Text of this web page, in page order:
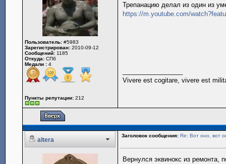
Пользователь: #5983
Зарегистрирован: 2010-09-12
Сообщений: 1185
Откуда: СПб
Медали : 4
Пункты репутации: 212
Трепанацию делал из один из
https://m.youtube.com/
Vivere est cogitare, vivere est
altera
Заголовок сообщения: Re: Вот оно, вот
Вернулся эквинокс из ремонта,